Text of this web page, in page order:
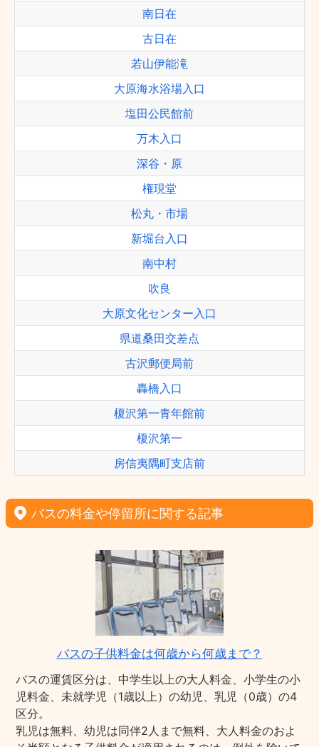
南日在
古日在
若山伊能滝
大原海水浴場入口
塩田公民館前
万木入口
深谷・原
権現堂
松丸・市場
新堀台入口
南中村
吹良
大原文化センター入口
県道桑田交差点
古沢郵便局前
轟橋入口
榎沢第一青年館前
榎沢第一
房信夷隅町支店前
バスの料金や停留所に関する記事
バスの子供料金は何歳から何歳まで？
バスの運賃区分は、中学生以上の大人料金、小学生の小
児料金、未就学児（1歳以上）の幼児、乳児（0歳）の4
区分。
乳児は無料、幼児は同伴2人まで無料、大人料金のおよ